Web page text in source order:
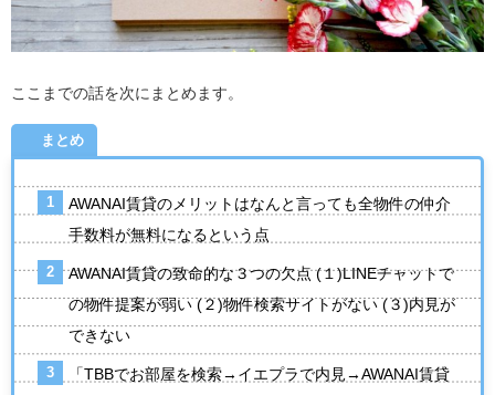
ここまでの話を次にまとめます。
まとめ
AWANAI賃貸のメリットはなんと言っても全物件の仲介
手数料が無料になるという点
AWANAI賃貸の致命的な３つの欠点 (１)LINEチャットで
の物件提案が弱い (２)物件検索サイトがない (３)内見が
できない
「TBBでお部屋を検索→イエプラで内見→AWANAI賃貸